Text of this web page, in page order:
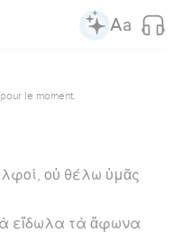
le moment.
οὐ θέλω ὑμᾶς
εἴδωλα τὰ ἄφωνα